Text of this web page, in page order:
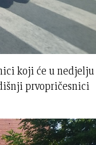
koji će u nedjelju
prvopričesnici